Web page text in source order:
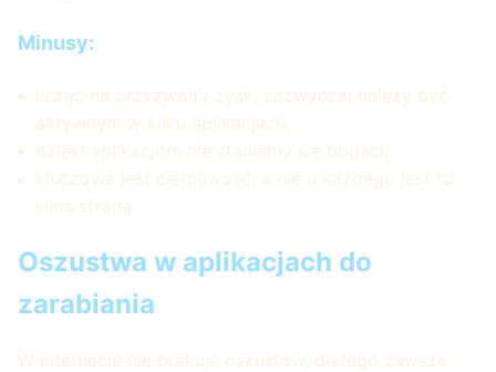
Minusy:
licząc na przyzwoity zysk, zazwyczaj należy być
aktywnym w kilku aplikacjach,
dzięki aplikacjom nie staniemy się bogaci,
kluczowa jest cierpliwość, a nie u każdego jest to
silna strona
Oszustwa w aplikacjach do
zarabiania
W internecie nie brakuje oszustów, dlatego zawsze